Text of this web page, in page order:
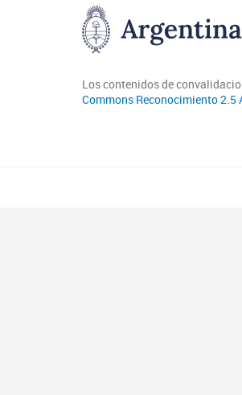
Los contenidos de
Commons Reconocimiento 2.5